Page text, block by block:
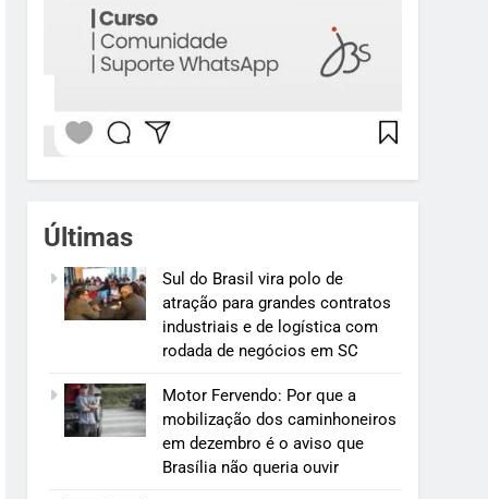
Últimas
Sul do Brasil vira polo de
atração para grandes contratos
industriais e de logística com
rodada de negócios em SC
Motor Fervendo: Por que a
mobilização dos caminhoneiros
em dezembro é o aviso que
Brasília não queria ouvir